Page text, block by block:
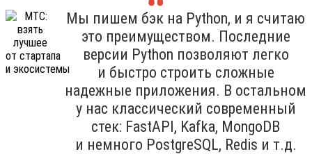
Мы пишем бэк на Python, и я считаю
это преимуществом. Последние
версии Python позволяют легко
и быстро строить сложные
надежные приложения. В остальном
у нас классический современный
стек: FastAPI, Kafka, MongoDB
и немного PostgreSQL, Redis и т.д.